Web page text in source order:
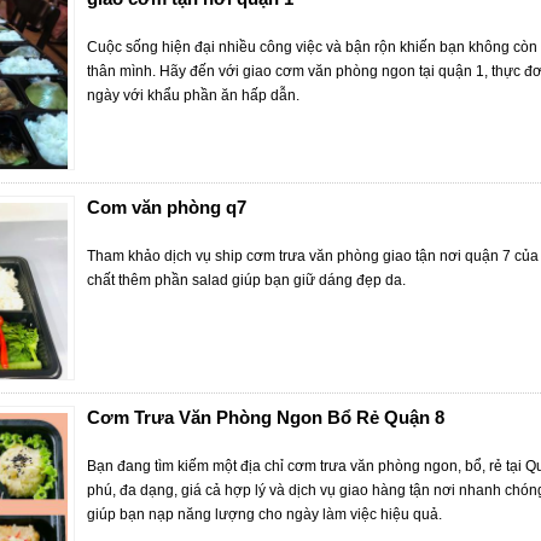
Cuộc sống hiện đại nhiều công việc và bận rộn khiến bạn không
thân mình. Hãy đến với giao cơm văn phòng ngon tại quận 1, thực
ngày với khẩu phần ăn hấp dẫn.
Com văn phòng q7
Tham khảo dịch vụ ship cơm trưa văn phòng giao tận nơi quận 7
chất thêm phần salad giúp bạn giữ dáng đẹp da.
Cơm Trưa Văn Phòng Ngon Bổ Rẻ Quận 8
Bạn đang tìm kiếm một địa chỉ cơm trưa văn phòng ngon, bổ, rẻ tại
phú, đa dạng, giá cả hợp lý và dịch vụ giao hàng tận nơi nhanh
giúp bạn nạp năng lượng cho ngày làm việc hiệu quả.